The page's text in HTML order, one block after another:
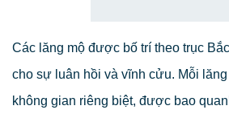
Các lăng mộ được bố trí theo trục
cho sự luân hồi và vĩnh cửu. Mỗi
không gian riêng biệt, được bao